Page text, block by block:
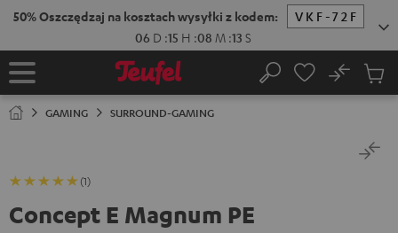
DO
Strona
Szukaj
No
GAMING SURROUND-GAMING
(1)
Concept E Magnum PE